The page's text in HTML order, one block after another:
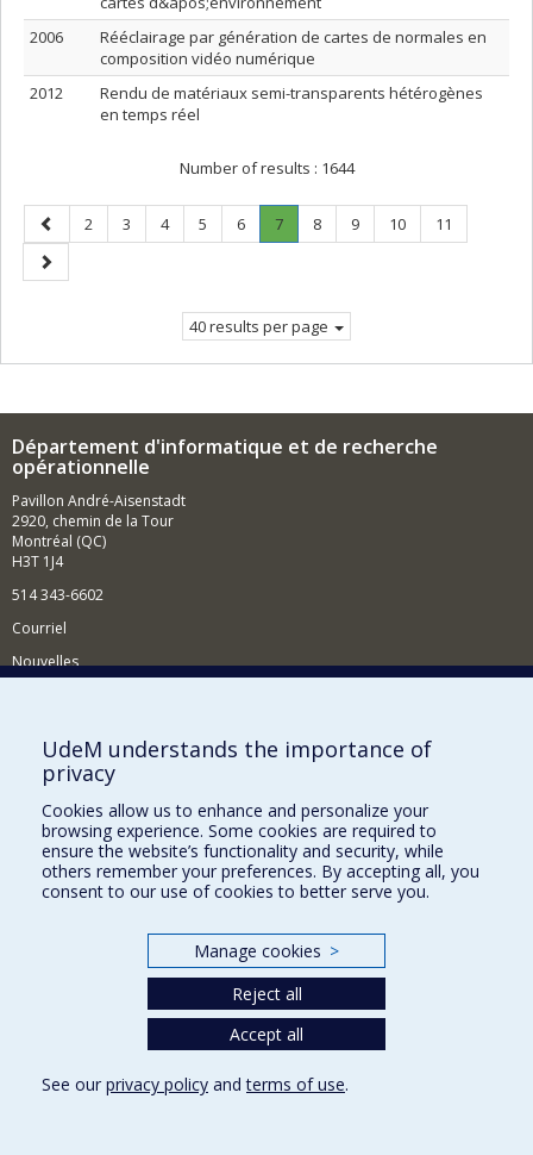
2006
Rééclairage par génération de cartes de normales en
composition vidéo numérique
2012
Rendu de matériaux semi-transparents hétérogènes
en temps réel
Number of results : 1644
Previous
page
Page
2 Page
3 Page
4 Page
5 Page
6 Page
7.
Current
Page
8 Page
9 Page
10 Page
11
Next
page
40 results per page
Département d'informatique et de recherche
opérationnelle
Pavillon André-Aisenstadt
2920, chemin de la Tour
Montréal (QC)
H3T 1J4
514 343-6602
Courriel
Nouvelles
Comment soutenir le Département?
BESOIN D'AIDE?
Plan du site
Signaler une erreur
Accessibilité
Nos départements et écoles
UdeM understands the importance of
privacy
Cookies allow us to enhance and personalize your
browsing experience. Some cookies are required to
ensure the website’s functionality and security, while
others remember your preferences. By accepting all, you
consent to our use of cookies to better serve you.
Manage cookies >
Reject all
Accept all
See our privacy policy andterms of use.